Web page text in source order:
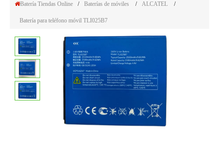
Batería Tiendas Online / Baterías de móviles / ALCATEL /
Batería para teléfono móvil TLI025B7